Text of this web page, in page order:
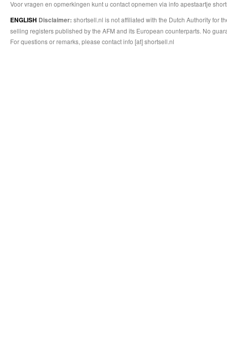
Voor vragen en opmerkingen kunt u contact opnemen via info apestaartje
ENGLISH Disclaimer: shortsell.nl is not affiliated with the Dutch Authority for
selling registers published by the AFM and its European counterparts. No
For questions or remarks, please contact info [at] shortsell.nl